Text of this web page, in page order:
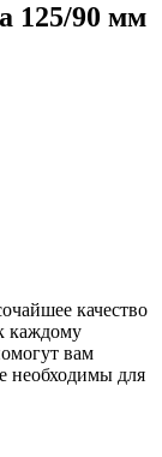
125/90 мм
качество
каждому
вам
необходимы для